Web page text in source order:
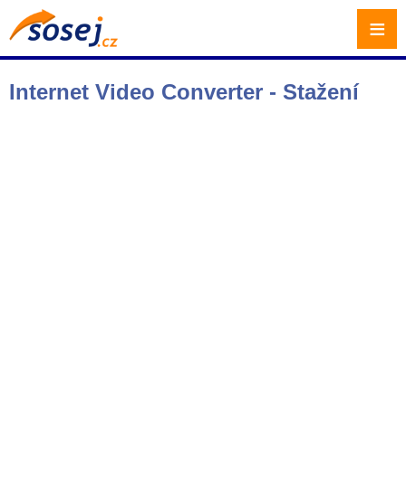
Internet Video Converter - Stažení
≡